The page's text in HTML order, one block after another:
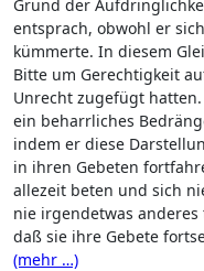
Grund der
entsprach, obwohl er
kümmerte. In diesem
Bitte um Gerechtigkeit
Unrecht zugefügt
ein beharrliches
indem er diese
in ihren Gebeten
allezeit beten und sich
nie irgendetwas
daß sie ihre Gebete
(mehr …)